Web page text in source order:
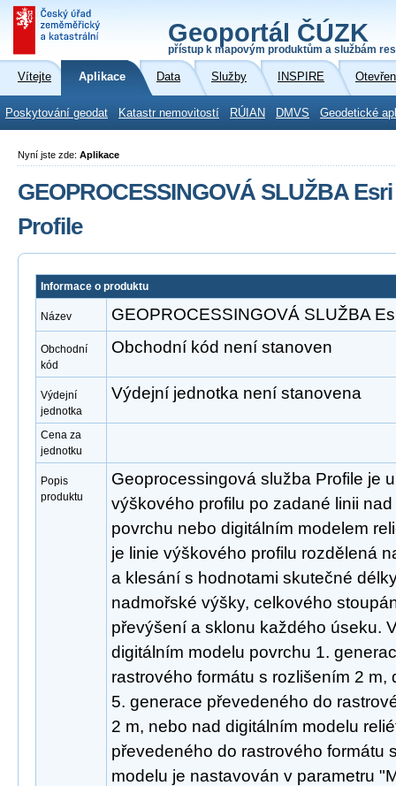
Geoportál ČÚZK
přístup k mapovým produktům a službám
Vítejte Aplikace Data Služby INSPIRE
Poskytování geodat Katastr nemovitostí RÚIAN DMVS Geodetické
Nyní jste zde: Aplikace
GEOPROCESSINGOVÁ SLUŽBA
Profile
Informace o produktu
Název GEOPROCESSINGOVÁ SLUŽBA
Obchodní
kód
Obchodní kód není stanoven
Výdejní
jednotka
Výdejní jednotka není stanovena
Cena za
jednotku
Popis
produktu
Geoprocessingová služba Profile je
výškového profilu po zadané linii
povrchu nebo digitálním modelem
je linie výškového profilu rozdělená
a klesání s hodnotami skutečné
nadmořské výšky, celkového
převýšení a sklonu každého úseku.
digitálním modelu povrchu 1.
rastrového formátu s rozlišením 2 m,
5. generace převedeného do
2 m, nebo nad digitálním modelu
převedeného do rastrového formátu
modelu je nastavován v parametru